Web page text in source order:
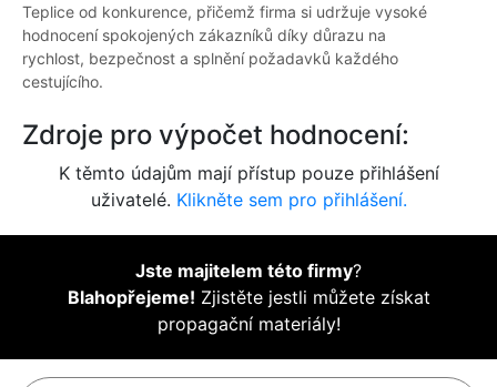
Teplice od konkurence, přičemž firma si udržuje vysoké
hodnocení spokojených zákazníků díky důrazu na
rychlost, bezpečnost a splnění požadavků každého
cestujícího.
Zdroje pro výpočet hodnocení:
K těmto údajům mají přístup pouze přihlášení
uživatelé. Klikněte sem pro přihlášení.
Jste majitelem této firmy?
Blahopřejeme! Zjistěte jestli můžete získat
propagační materiály!